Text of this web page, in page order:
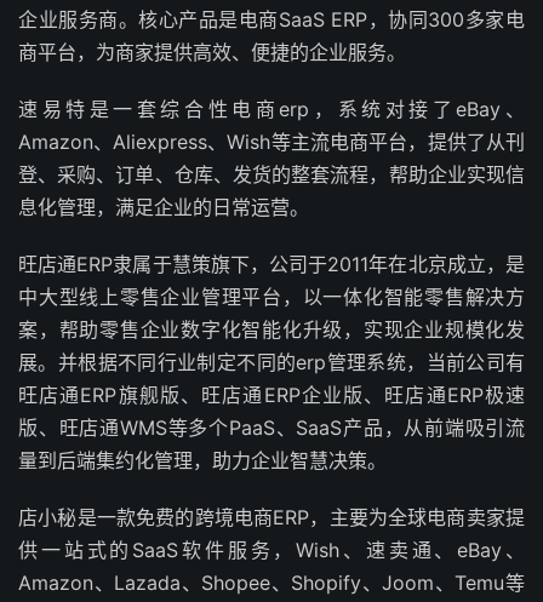
企业服务商。核心产品是电商SaaS ERP，协同300多家电
商平台，为商家提供高效、便捷的企业服务。
速易特是一套综合性电商erp，系统对接了eBay、
Amazon、Aliexpress、Wish等主流电商平台，提供了从刊
登、采购、订单、仓库、发货的整套流程，帮助企业实现信
息化管理，满足企业的日常运营。
旺店通ERP隶属于慧策旗下，公司于2011年在北京成立，是
中大型线上零售企业管理平台，以一体化智能零售解决方
案，帮助零售企业数字化智能化升级，实现企业规模化发
展。并根据不同行业制定不同的erp管理系统，当前公司有
旺店通ERP旗舰版、旺店通ERP企业版、旺店通ERP极速
版、旺店通WMS等多个PaaS、SaaS产品，从前端吸引流
量到后端集约化管理，助力企业智慧决策。
店小秘是一款免费的跨境电商ERP，主要为全球电商卖家提
供一站式的SaaS软件服务，Wish、速卖通、eBay、
Amazon、Lazada、Shopee、Shopify、Joom、Temu等